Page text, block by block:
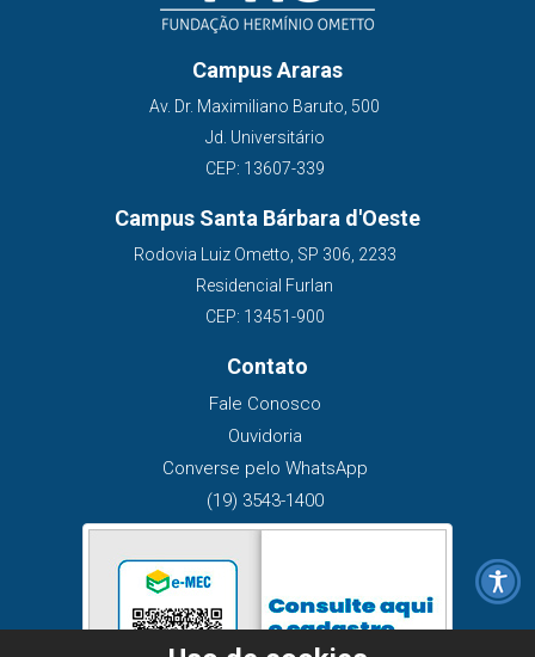
Campus Araras
Av. Dr. Maximiliano Baruto, 500
Jd. Universitário
CEP: 13607-339
Campus Santa Bárbara d'Oeste
Rodovia Luiz Ometto, SP 306, 2233
Residencial Furlan
CEP: 13451-900
Contato
Fale Conosco
Ouvidoria
Converse pelo WhatsApp
(19) 3543-1400